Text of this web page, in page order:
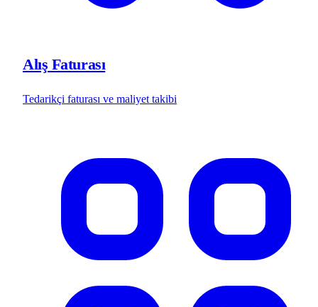
Alış Faturası
Tedarikçi faturası ve maliyet takibi